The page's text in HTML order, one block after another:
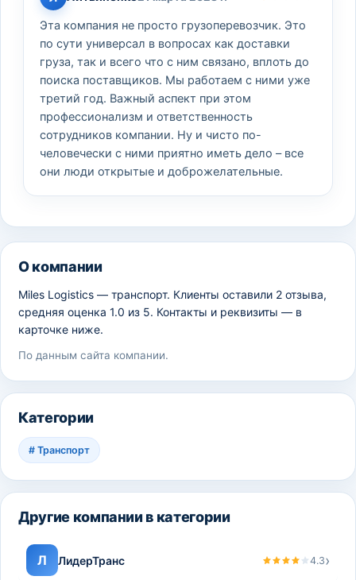
Эта компания не просто грузоперевозчик. Это
по сути универсал в вопросах как доставки
груза, так и всего что с ним связано, вплоть до
поиска поставщиков. Мы работаем с ними уже
третий год. Важный аспект при этом
профессионализм и ответственность
сотрудников компании. Ну и чисто по-
человечески с ними приятно иметь дело – все
они люди открытые и доброжелательные.
О компании
Miles Logistics — транспорт. Клиенты оставили 2 отзыва,
средняя оценка 1.0 из 5. Контакты и реквизиты — в
карточке ниже.
По данным сайта компании.
Категории
# Транспорт
Другие компании в категории
Л ЛидерТранс 4.3›